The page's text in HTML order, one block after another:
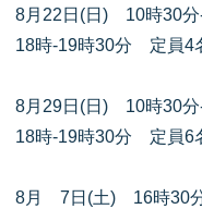
8月22日(日) 10時30
18時-19時30分 定員4
8月29日(日) 10時30
18時-19時30分 定員6
8月 7日(土) 16時30